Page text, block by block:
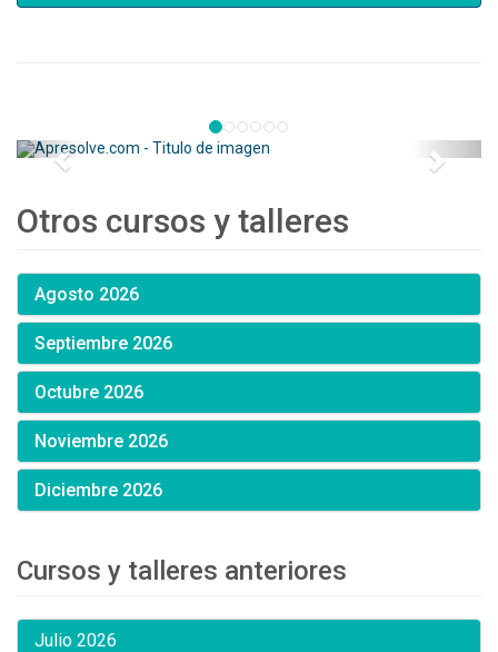
Otros cursos y talleres
Agosto 2026
Septiembre 2026
Octubre 2026
Noviembre 2026
Diciembre 2026
Cursos y talleres anteriores
Julio 2026